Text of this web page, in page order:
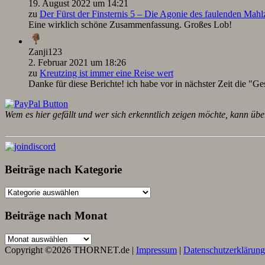
19. August 2022 um 14:21
zu Der Fürst der Finsternis 5 – Die Agonie des faulenden
Eine wirklich schöne Zusammenfassung. Großes Lob!
Zanji123
2. Februar 2021 um 18:26
zu Kreutzing ist immer eine Reise wert
Danke für diese Berichte! ich habe vor in nächster Zeit die
Wem es hier gefällt und wer sich erkenntlich zeigen möchte, kann
Beiträge nach Kategorie
Beiträge
Kategorie
Beiträge nach Monat
Beiträge
nach
Copyright ©2026 THORNET.de | Impressum | Datenschutzerklärung